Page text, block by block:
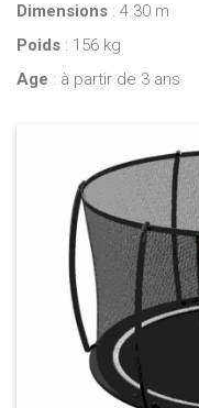
Dimensions : 4.30 m
Poids : 156 kg
Age : à partir de 3 ans